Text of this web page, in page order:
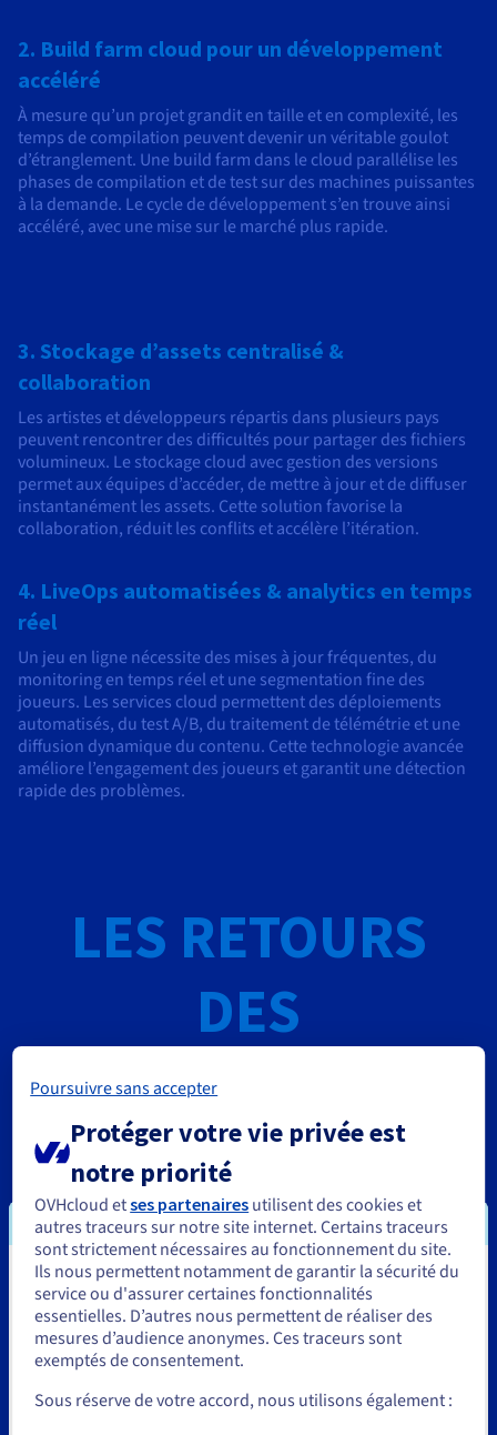
2. Build farm cloud pour un développement
accéléré
À mesure qu’un projet grandit en taille et en complexité, les
temps de compilation peuvent devenir un véritable goulot
d’étranglement. Une build farm dans le cloud parallélise les
phases de compilation et de test sur des machines puissantes
à la demande. Le cycle de développement s’en trouve ainsi
accéléré, avec une mise sur le marché plus rapide.
3. Stockage d’assets centralisé &
collaboration
Les artistes et développeurs répartis dans plusieurs pays
peuvent rencontrer des difficultés pour partager des fichiers
volumineux. Le stockage cloud avec gestion des versions
permet aux équipes d’accéder, de mettre à jour et de diffuser
instantanément les assets. Cette solution favorise la
collaboration, réduit les conflits et accélère l’itération.
4. LiveOps automatisées & analytics en temps
réel
Un jeu en ligne nécessite des mises à jour fréquentes, du
monitoring en temps réel et une segmentation fine des
joueurs. Les services cloud permettent des déploiements
automatisés, du test A/B, du traitement de télémétrie et une
diffusion dynamique du contenu. Cette technologie avancée
améliore l’engagement des joueurs et garantit une détection
rapide des problèmes.
LES RETOURS
DES
SPECIALISTES DU
DÉVELOPPEMENT
Faites confiance aux experts : OVHcloud vous fournit
tout ce qu’il faut pour concevoir, développer, héberger
et monter en charge.
Vous semblez être localisé en États-
Unis.
Pour commander, rendez-vous sur le site de votre pays (États-
Poursuivre sans accepter
Protéger votre vie privée est
notre priorité
OVHcloud etses partenaires utilisent des cookies et
autres traceurs sur notre site internet. Certains traceurs
sont strictement nécessaires au fonctionnement du site.
Ils nous permettent notamment de garantir la sécurité du
service ou d'assurer certaines fonctionnalités
essentielles. D’autres nous permettent de réaliser des
mesures d’audience anonymes. Ces traceurs sont
exemptés de consentement.
Sous réserve de votre accord, nous utilisons également :